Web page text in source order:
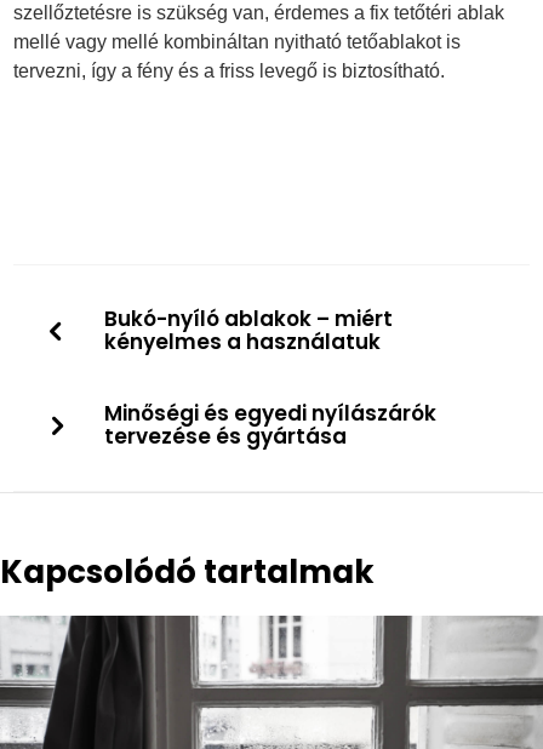
szellőztetésre is szükség van, érdemes a fix tetőtéri ablak
mellé vagy mellé kombináltan nyitható tetőablakot is
tervezni, így a fény és a friss levegő is biztosítható.
Bukó-nyíló ablakok – miért
kényelmes a használatuk
Minőségi és egyedi nyílászárók
tervezése és gyártása
Kapcsolódó tartalmak